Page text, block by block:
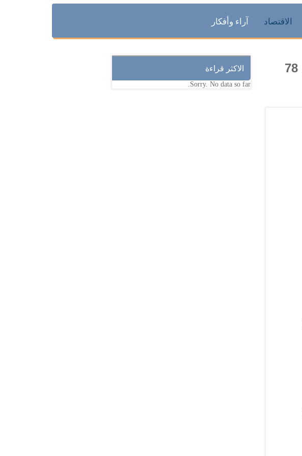
الاقتصاد آراء وأفكار
اسعار النفط العالمية تقفز لاعلى مستوى منذ 3 سنوات وتلامس 78
الاكثر قراءة
Sorry. No data so far.